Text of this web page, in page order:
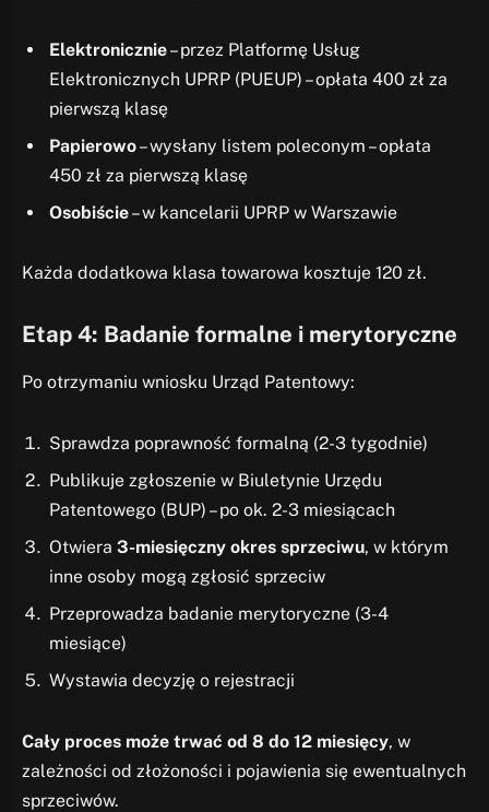
Elektronicznie– przez Platformę Usług
Elektronicznych UPRP (PUEUP) – opłata 400 zł za
pierwszą klasę
Papierowo– wysłany listem poleconym – opłata
450 zł za pierwszą klasę
Osobiście– w kancelarii UPRP w Warszawie
Każda dodatkowa klasa towarowa kosztuje 120 zł.
Etap 4: Badanie formalne i merytoryczne
Po otrzymaniu wniosku Urząd Patentowy:
Sprawdza poprawność formalną (2-3 tygodnie)
Publikuje zgłoszenie w Biuletynie Urzędu
Patentowego (BUP) – po ok. 2-3 miesiącach
Otwiera 3-miesięczny okres sprzeciwu, w którym
inne osoby mogą zgłosić sprzeciw
Przeprowadza badanie merytoryczne (3-4
miesiące)
Wystawia decyzję o rejestracji
Cały proces może trwać od 8 do 12 miesięcy, w
zależności od złożoności i pojawienia się ewentualnych
sprzeciwów.